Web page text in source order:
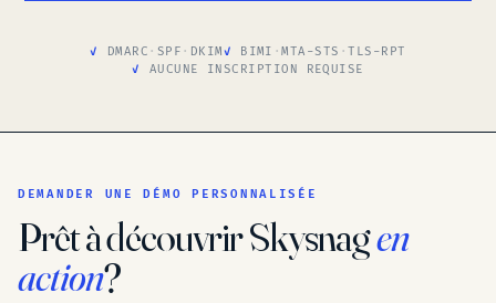
DMARC · SPF · DKIM BIMI ·MTA-STS ·TLS-RPT
AUCUNE INSCRIPTION REQUISE
DEMANDER UNE DÉMO PERSONNALISÉE
Prêt à découvrir Skysnagen
action?